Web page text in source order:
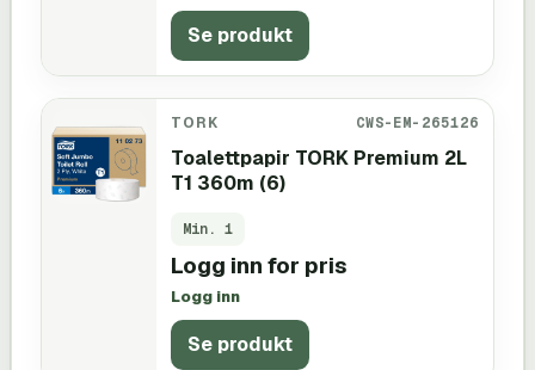
Se produkt
TORK CWS-EM-265126
Toalettpapir TORK Premium 2L
T1 360m (6)
Min. 1
Logg inn for pris
Logg inn
Se produkt